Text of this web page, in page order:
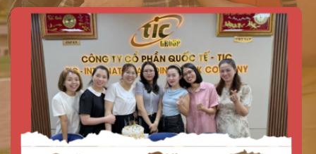
Đơn Vị Tư Vấn Du Học Uy Tín
TP.HCM: Hỗ Trợ Tối Đa Từ Chọn
Trường Đến Hồ Sơ Visa
THÔNG BÁO LỊCH NGHỈ LỄ GIỔ TỔ
HÙNG VƯƠNG 2025